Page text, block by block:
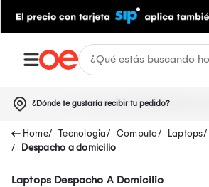
¿Dónde te gustaría recibir tu pedido?
Tecnologia Computo Laptops
Despacho a domicilio
Laptops Despacho A Domicilio